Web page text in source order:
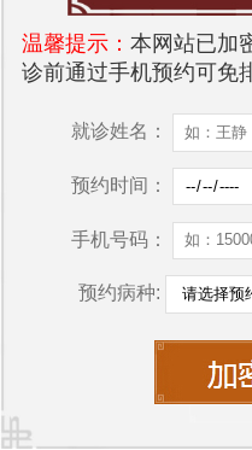
温馨提示： 本网站已加
诊前通过手机预约可免
就诊姓名：
预约时间：
手机号码：
预约病种: